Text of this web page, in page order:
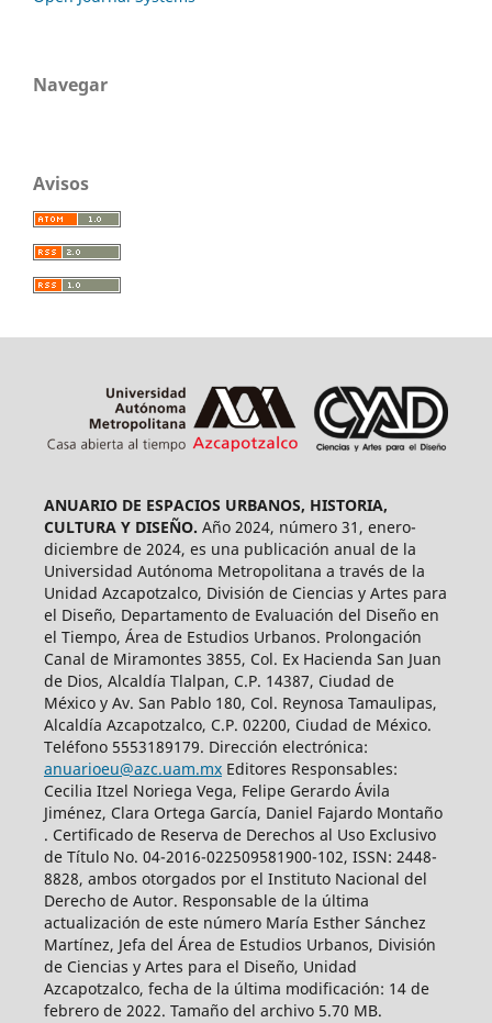
Navegar
Avisos
ANUARIO DE ESPACIOS URBANOS, HISTORIA,
CULTURA Y DISEÑO. Año 2024, número 31, enero-
diciembre de 2024, es una publicación anual de la
Universidad Autónoma Metropolitana a través de la
Unidad Azcapotzalco, División de Ciencias y Artes para
el Diseño, Departamento de Evaluación del Diseño en
el Tiempo, Área de Estudios Urbanos. Prolongación
Canal de Miramontes 3855, Col. Ex Hacienda San Juan
de Dios, Alcaldía Tlalpan, C.P. 14387, Ciudad de
México y Av. San Pablo 180, Col. Reynosa Tamaulipas,
Alcaldía Azcapotzalco, C.P. 02200, Ciudad de México.
Teléfono 5553189179. Dirección electrónica:
anuarioeu@azc.uam.mxEditores Responsables:
Cecilia Itzel Noriega Vega, Felipe Gerardo Ávila
Jiménez, Clara Ortega García, Daniel Fajardo Montaño
. Certificado de Reserva de Derechos al Uso Exclusivo
de Título No. 04-2016-022509581900-102, ISSN: 2448-
8828, ambos otorgados por el Instituto Nacional del
Derecho de Autor. Responsable de la última
actualización de este número María Esther Sánchez
Martínez, Jefa del Área de Estudios Urbanos, División
de Ciencias y Artes para el Diseño, Unidad
Azcapotzalco, fecha de la última modificación: 14 de
febrero de 2022. Tamaño del archivo 5.70 MB.